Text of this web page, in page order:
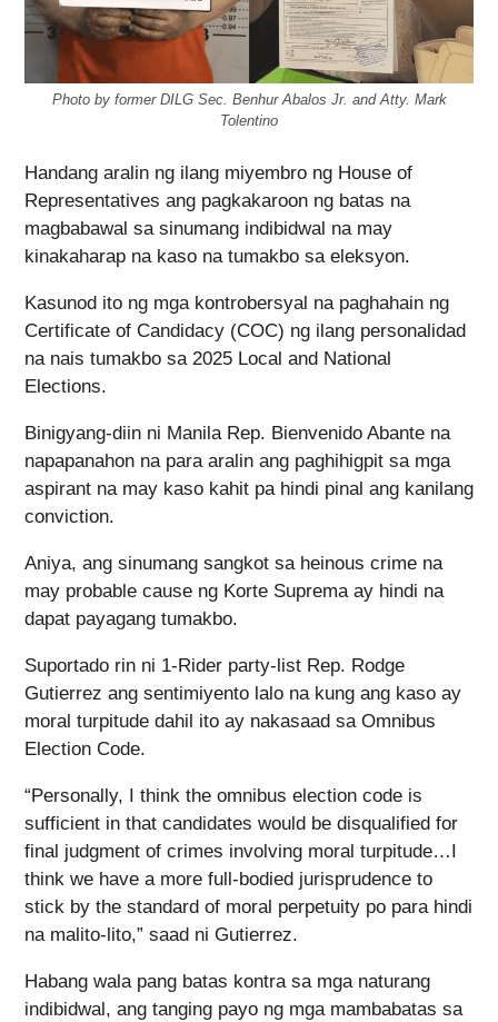
Photo by former DILG Sec. Benhur Abalos Jr. and Atty. Mark
Tolentino
Handang aralin ng ilang miyembro ng House of
Representatives ang pagkakaroon ng batas na
magbabawal sa sinumang indibidwal na may
kinakaharap na kaso na tumakbo sa eleksyon.
Kasunod ito ng mga kontrobersyal na paghahain ng
Certificate of Candidacy (COC) ng ilang personalidad
na nais tumakbo sa 2025 Local and National
Elections.
Binigyang-diin ni Manila Rep. Bienvenido Abante na
napapanahon na para aralin ang paghihigpit sa mga
aspirant na may kaso kahit pa hindi pinal ang kanilang
conviction.
Aniya, ang sinumang sangkot sa heinous crime na
may probable cause ng Korte Suprema ay hindi na
dapat payagang tumakbo.
Suportado rin ni 1-Rider party-list Rep. Rodge
Gutierrez ang sentimiyento lalo na kung ang kaso ay
moral turpitude dahil ito ay nakasaad sa Omnibus
Election Code.
“Personally, I think the omnibus election code is
sufficient in that candidates would be disqualified for
final judgment of crimes involving moral turpitude…I
think we have a more full-bodied jurisprudence to
stick by the standard of moral perpetuity po para hindi
na malito-lito,” saad ni Gutierrez.
Habang wala pang batas kontra sa mga naturang
indibidwal, ang tanging payo ng mga mambabatas sa